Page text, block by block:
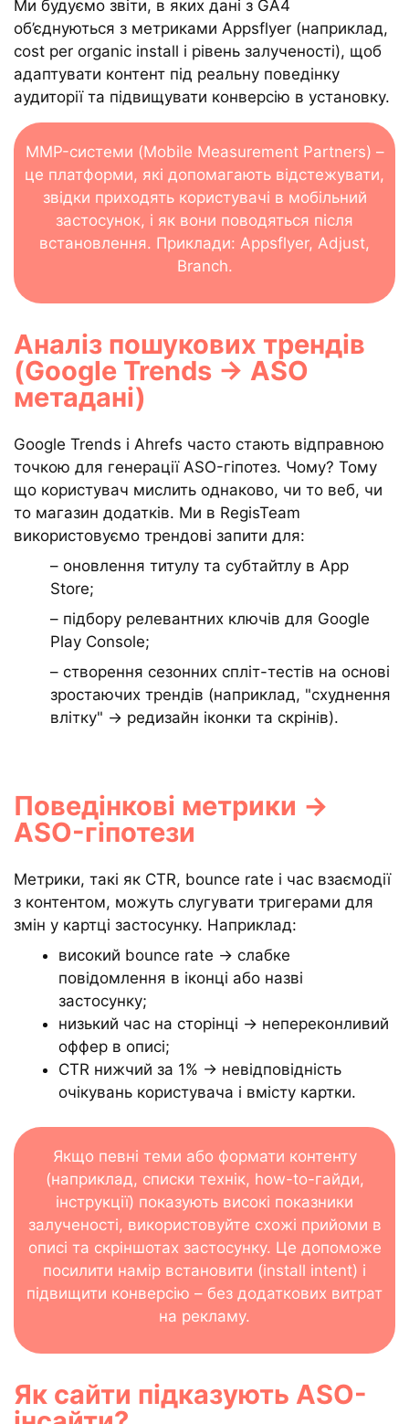
Ми будуємо звіти, в яких дані з GA4
об’єднуються з метриками Appsflyer (наприклад,
cost per organic install і рівень залученості), щоб
адаптувати контент під реальну поведінку
аудиторії та підвищувати конверсію в установку.
MMP-системи (Mobile Measurement Partners) –
це платформи, які допомагають відстежувати,
звідки приходять користувачі в мобільний
застосунок, і як вони поводяться після
встановлення. Приклади: Appsflyer, Adjust,
Branch.
Аналіз пошукових трендів
(Google Trends → ASO
метадані)
Google Trends і Ahrefs часто стають відправною
точкою для генерації ASO-гіпотез. Чому? Тому
що користувач мислить однаково, чи то веб, чи
то магазин додатків. Ми в RegisTeam
використовуємо трендові запити для:
– оновлення титулу та субтайтлу в App
Store;
– підбору релевантних ключів для Google
Play Console;
– створення сезонних спліт-тестів на основі
зростаючих трендів (наприклад, "схуднення
влітку" → редизайн іконки та скрінів).
Поведінкові метрики →
ASO-гіпотези
Метрики, такі як CTR, bounce rate і час взаємодії
з контентом, можуть слугувати тригерами для
змін у картці застосунку. Наприклад:
високий bounce rate → слабке
повідомлення в іконці або назві
застосунку;
низький час на сторінці → непереконливий
оффер в описі;
CTR нижчий за 1% → невідповідність
очікувань користувача і вмісту картки.
Якщо певні теми або формати контенту
(наприклад, списки технік, how-to-гайди,
інструкції) показують високі показники
залученості, використовуйте схожі прийоми в
описі та скріншотах застосунку. Це допоможе
посилити намір встановити (install intent) і
підвищити конверсію – без додаткових витрат
на рекламу.
Як сайти підказують ASO-